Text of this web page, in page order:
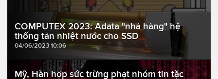
COMPUTEX 2023: Adata "nhá hàng" hệ
thống tản nhiệt nước cho SSD
04/06/2023 10:06
Mỹ, Hàn hợp sức trừng phạt nhóm tin tặc